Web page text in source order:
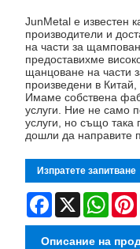
JunMetal е известен
производители и
на части за
предоставихме
щанцоване на части
произведени в
Имаме собствена
услуги. Ние не само
услуги, но също така
дошли да направите
Изпратете запитване
Facebook
X
Описание на